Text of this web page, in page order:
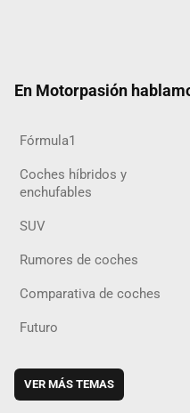
En Motorpasión
Fórmula1
Coches híbridos y
enchufables
SUV
Rumores de coches
Comparativa de coches
Futuro
VER MÁS TEMAS